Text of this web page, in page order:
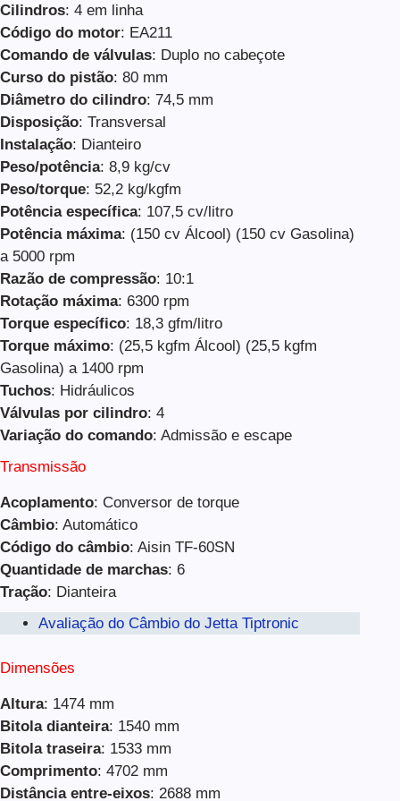
Cilindros: 4 em linha
Código do motor: EA211
Comando de válvulas: Duplo no cabeçote
Curso do pistão: 80 mm
Diâmetro do cilindro: 74,5 mm
Disposição: Transversal
Instalação: Dianteiro
Peso/potência: 8,9 kg/cv
Peso/torque: 52,2 kg/kgfm
Potência específica: 107,5 cv/litro
Potência máxima: (150 cv Álcool) (150 cv Gasolina)
a 5000 rpm
Razão de compressão: 10:1
Rotação máxima: 6300 rpm
Torque específico: 18,3 gfm/litro
Torque máximo: (25,5 kgfm Álcool) (25,5 kgfm
Gasolina) a 1400 rpm
Tuchos: Hidráulicos
Válvulas por cilindro: 4
Variação do comando: Admissão e escape
Transmissão
Acoplamento: Conversor de torque
Câmbio: Automático
Código do câmbio: Aisin TF-60SN
Quantidade de marchas: 6
Tração: Dianteira
Avaliação do Câmbio do Jetta Tiptronic
Dimensões
Altura: 1474 mm
Bitola dianteira: 1540 mm
Bitola traseira: 1533 mm
Comprimento: 4702 mm
Distância entre-eixos: 2688 mm